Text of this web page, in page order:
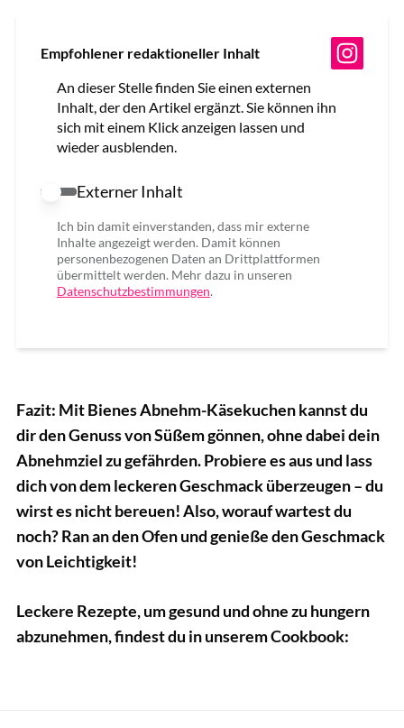
Empfohlener redaktioneller Inhalt
An dieser Stelle finden Sie einen externen
Inhalt, der den Artikel ergänzt. Sie können ihn
sich mit einem Klick anzeigen lassen und
wieder ausblenden.
Externer Inhalt erlauben
Externer Inhalt
Ich bin damit einverstanden, dass mir externe
Inhalte angezeigt werden. Damit können
personenbezogenen Daten an Drittplattformen
übermittelt werden. Mehr dazu in unseren
Datenschutzbestimmungen.
Fazit: Mit Bienes Abnehm-Käsekuchen kannst du
dir den Genuss von Süßem gönnen, ohne dabei dein
Abnehmziel zu gefährden. Probiere es aus und lass
dich von dem leckeren Geschmack überzeugen – du
wirst es nicht bereuen!Also, worauf wartest du
noch? Ran an den Ofen und genieße den Geschmack
von Leichtigkeit!
Leckere Rezepte, um gesund und ohne zu hungern
abzunehmen, findest du in unserem Cookbook: